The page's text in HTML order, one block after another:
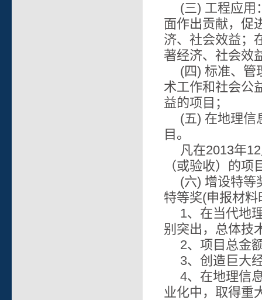
(三) 工程应用
面作出贡献，促
济、社会效益；
著经济、社会效
(四) 标准、管
术工作和社会公
益的项目；
(五) 在地理信
目。
凡在2013年
（或验收）的
(六) 增设特等
特等奖(申报材
1、在当代地
别突出，总体技
2、项目总金
3、创造巨大
4、在地理信
业化中，取得重